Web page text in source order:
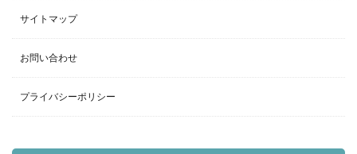
サイトマップ
お問い合わせ
プライバシーポリシー